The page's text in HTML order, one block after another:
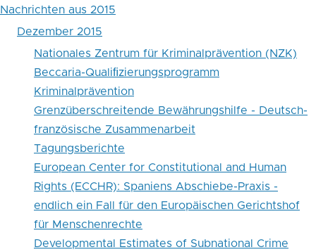
polizeilichen
Kriminalstatistik:
2009-
2014
Nachrichten aus 2015
Dezember 2015
Nationales Zentrum für Kriminalprävention (NZK)
Beccaria-Qualiﬁzierungsprogramm
Kriminalprävention
Grenzüberschreitende Bewährungshilfe - Deutsch-
französische Zusammenarbeit
Tagungsberichte
European Center for Constitutional and Human
Rights (ECCHR): Spaniens Abschiebe-Praxis -
endlich ein Fall für den Europäischen Gerichtshof
für Menschenrechte
Developmental Estimates of Subnational Crime